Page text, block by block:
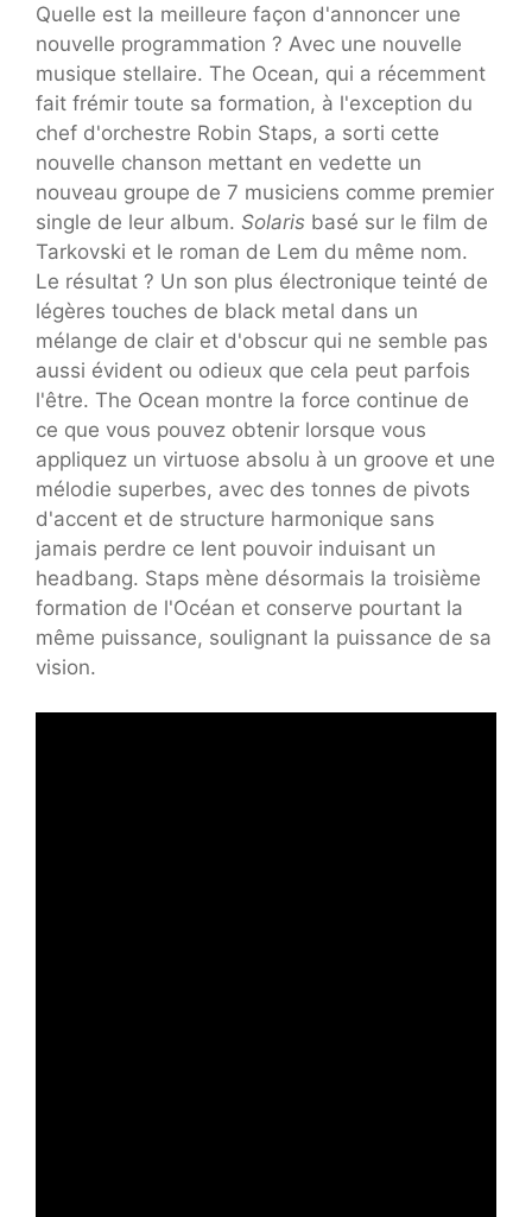
Quelle est la meilleure façon d'annoncer une
nouvelle programmation ? Avec une nouvelle
musique stellaire. The Ocean, qui a récemment
fait frémir toute sa formation, à l'exception du
chef d'orchestre Robin Staps, a sorti cette
nouvelle chanson mettant en vedette un
nouveau groupe de 7 musiciens comme premier
single de leur album. Solaris basé sur le film de
Tarkovski et le roman de Lem du même nom.
Le résultat ? Un son plus électronique teinté de
légères touches de black metal dans un
mélange de clair et d'obscur qui ne semble pas
aussi évident ou odieux que cela peut parfois
l'être. The Ocean montre la force continue de
ce que vous pouvez obtenir lorsque vous
appliquez un virtuose absolu à un groove et une
mélodie superbes, avec des tonnes de pivots
d'accent et de structure harmonique sans
jamais perdre ce lent pouvoir induisant un
headbang. Staps mène désormais la troisième
formation de l'Océan et conserve pourtant la
même puissance, soulignant la puissance de sa
vision.